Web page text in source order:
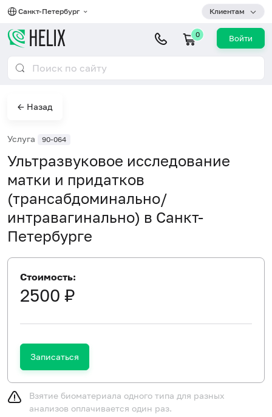
Санкт-Петербург Клиентам
0 Войти
← Назад
Услуга 90-064
Ультразвуковое исследование
матки и придатков
(трансабдоминально/
интравагинально) в Санкт-
Петербурге
Стоимость:
2500 ₽
Записаться
Взятие биоматериала одного типа для разных
анализов оплачивается один раз.